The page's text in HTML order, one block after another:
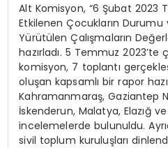
Alt Komisyon, “6 Şubat 2023
Etkilenen Çocukların
Yürütülen Çalışmaların
hazırladı. 5 Temmuz 2023’te
komisyon, 7 toplantı
oluşan kapsamlı bir rapor
Kahramanmaraş, Gaziantep
İskenderun, Malatya, Elazığ
incelemelerde bulunuldu.
sivil toplum kuruluşları